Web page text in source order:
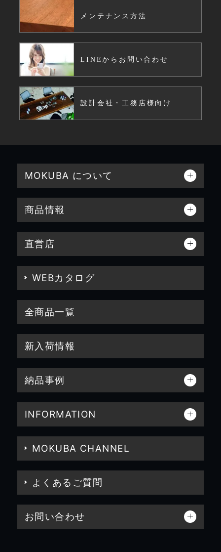
メンテナンス方法
LINEからお問い合わせ
設計会社・工務店様向け
MOKUBA について
商品情報
直営店
WEBカタログ
全商品一覧
新入荷情報
納品事例
INFORMATION
MOKUBA CHANNEL
よくあるご質問
お問い合わせ